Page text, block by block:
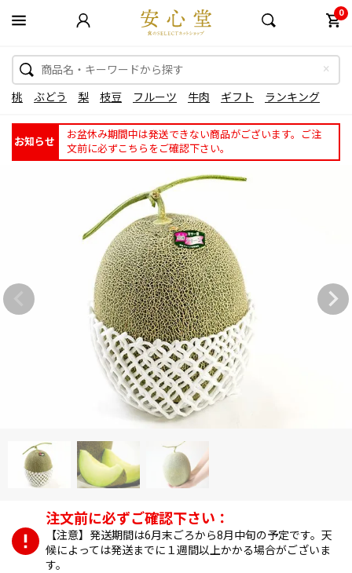
0
桃 ぶどう 梨 枝豆 フルーツ 牛肉 ギフト ランキング
お知らせ
お盆休み期間中は発送できない商品がございます。ご注
文前に必ずこちらをご確認下さい。
【注意】発送期間は6月末ごろから8月中旬の予定です。天
候によっては発送までに１週間以上かかる場合がございま
す。